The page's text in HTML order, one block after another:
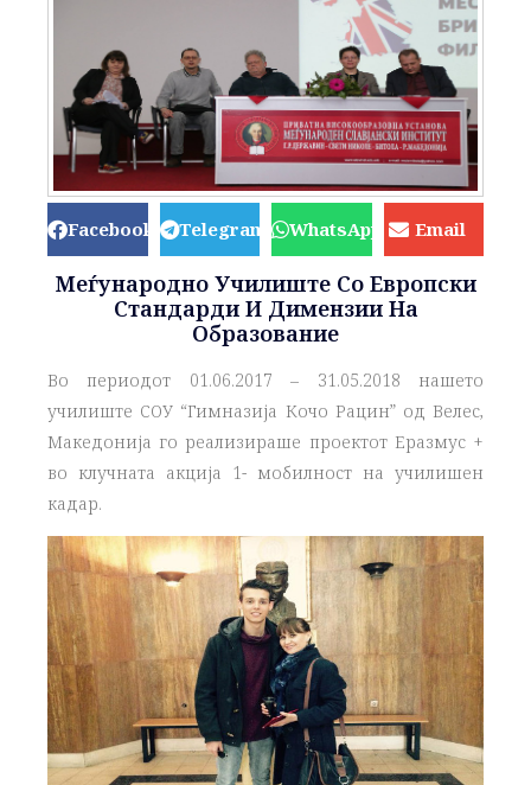
Facebook Telegram WhatsApp Email
Меѓународно Училиште Со Европски
Стандарди И Димензии На
Образование
Во периодот 01.06.2017 – 31.05.2018 нашето
училиште СОУ “Гимназија Кочо Рацин” од Велес,
Македонија го реализираше проектот Еразмус +
во клучната акција 1- мобилност на училишен
кадар.